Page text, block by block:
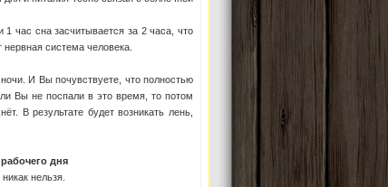
час сна засчитывается за 2 часа, что
система человека.
И Вы почувствуете, что полностью
Вы не поспали в это время, то потом
В результате будет возникать лень,
дня
нельзя.